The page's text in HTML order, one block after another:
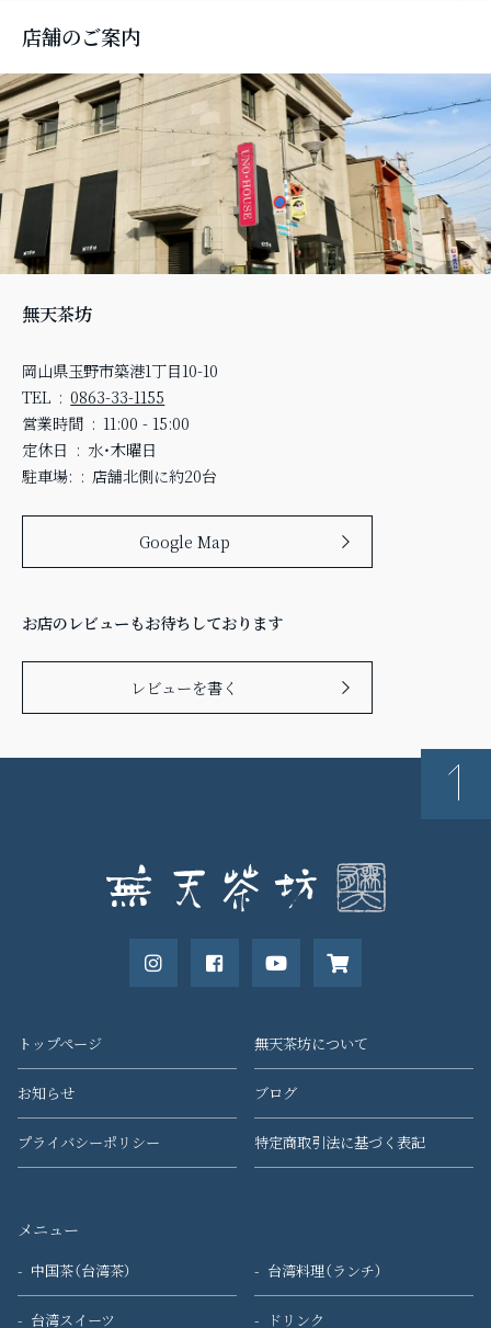
店舗のご案内
無天茶坊
岡山県玉野市築港1丁目10-10
TEL
0863-33-1155
営業時間
11:00 - 15:00
定休日
水・木曜日
駐車場:
店舗北側に約20台
Google Map
お店のレビューもお待ちしております
レビューを書く
トップページ 無天茶坊について
お知らせ ブログ
プライバシーポリシー 特定商取引法に基づく表記
メニュー
中国茶（台湾茶） 台湾料理（ランチ）
台湾スイーツ ドリンク